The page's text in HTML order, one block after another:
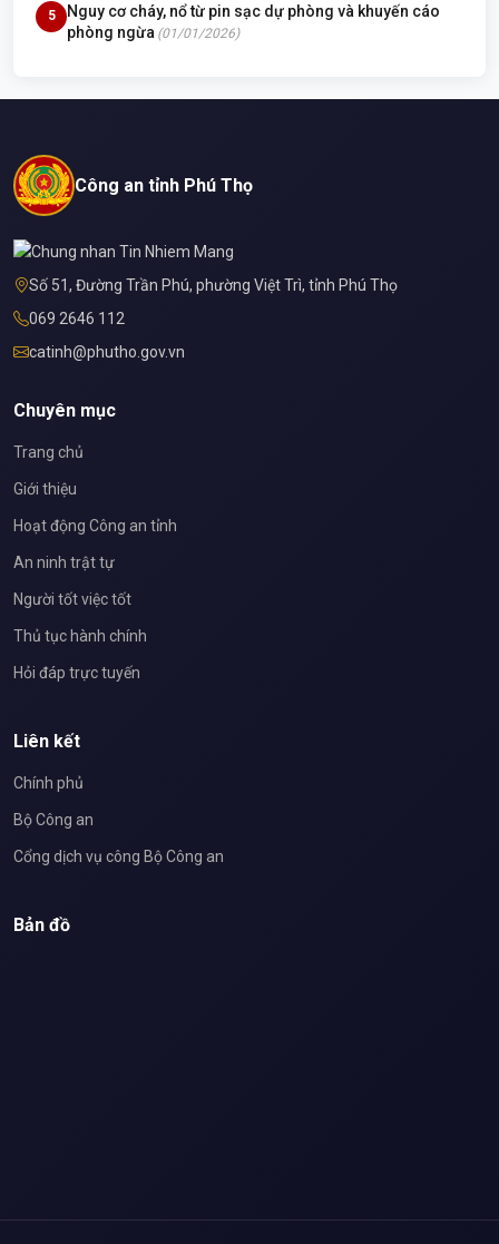
5
Nguy cơ cháy, nổ từ pin sạc dự phòng và khuyến cáo
phòng ngừa (01/01/2026)
Công an tỉnh Phú Thọ
Số 51, Đường Trần Phú, phường Việt Trì, tỉnh Phú Thọ
069 2646 112
catinh@phutho.gov.vn
Chuyên mục
Trang chủ
Giới thiệu
Hoạt động Công an tỉnh
An ninh trật tự
Người tốt việc tốt
Thủ tục hành chính
Hỏi đáp trực tuyến
Liên kết
Chính phủ
Bộ Công an
Cổng dịch vụ công Bộ Công an
Bản đồ